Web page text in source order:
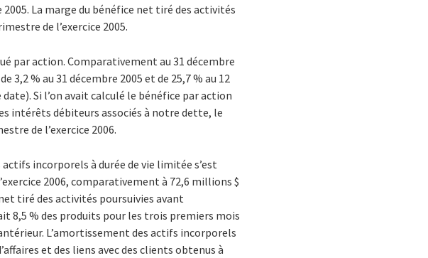
La marge du bénéfice net tiré des activités
de l’exercice 2005.
par action. Comparativement au 31 décembre
% au 31 décembre 2005 et de 25,7 % au 12
Si l’on avait calculé le bénéfice par action
intérêts débiteurs associés à notre dette, le
de l’exercice 2006.
incorporels à durée de vie limitée s’est
2006, comparativement à 72,6 millions $
tiré des activités poursuivies avant
8,5 % des produits pour les trois premiers mois
L’amortissement des actifs incorporels
et des liens avec des clients obtenus à